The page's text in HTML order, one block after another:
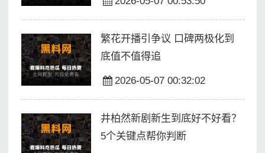
繁花开播引争议 口碑两极化到
底值不值得追
2026-05-07 00:32:02
井柏然新剧新生到底好不好看？
5个关键点帮你判断